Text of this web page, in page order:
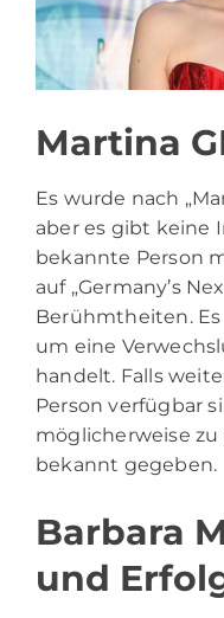
Martina
Es wurde nach
aber es gibt keine
bekannte Person
auf „Germany’s
Berühmtheiten. Es
um eine
handelt. Falls
Person verfügbar
möglicherweise
bekannt gegeben.
Barbara
und